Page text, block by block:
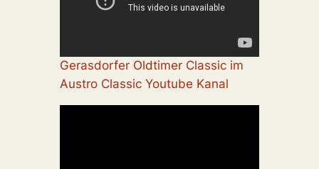
Gerasdorfer Oldtimer Classic im
Austro Classic Youtube Kanal